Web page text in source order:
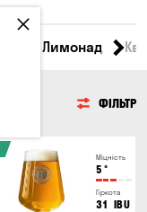
Лимонад
ФІЛЬТР
Міцність
5 °
Гіркота
31 IBU